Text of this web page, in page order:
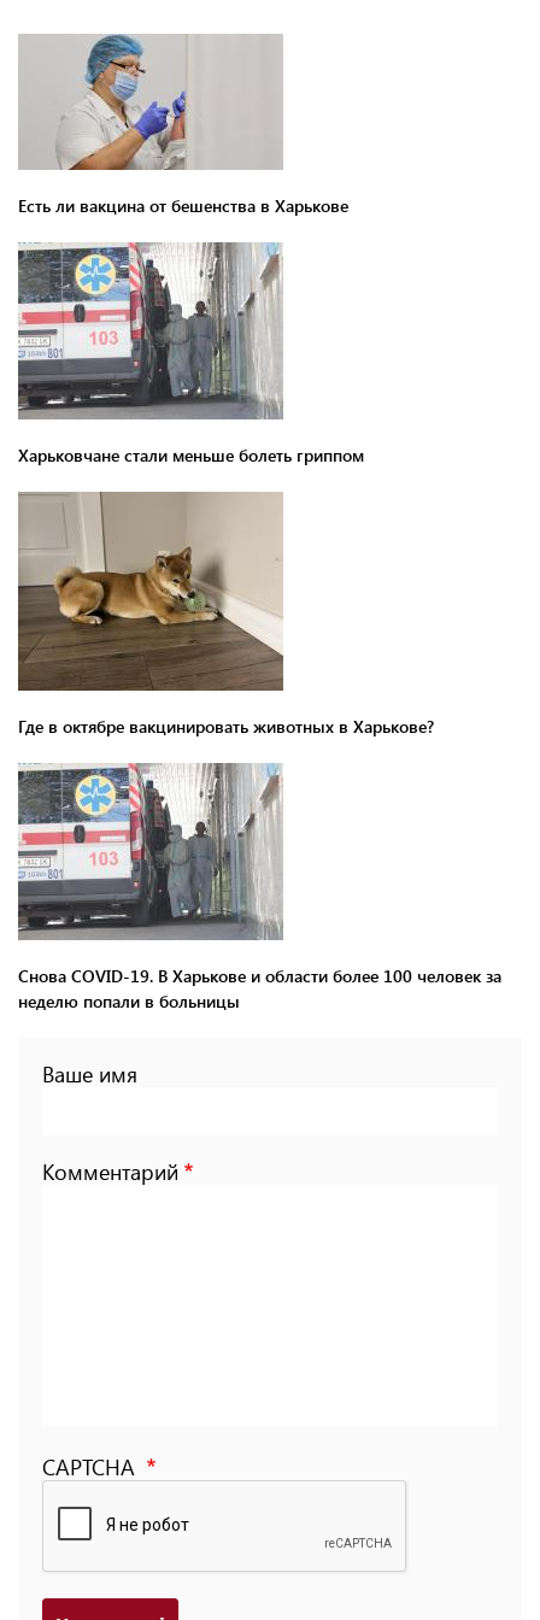
Есть ли вакцина от бешенства в Харькове
Харьковчане стали меньше болеть гриппом
Где в октябре вакцинировать животных в Харькове?
Снова COVID-19. В Харькове и области более 100 человек за
неделю попали в больницы
Ваше имя
Комментарий
CAPTCHA